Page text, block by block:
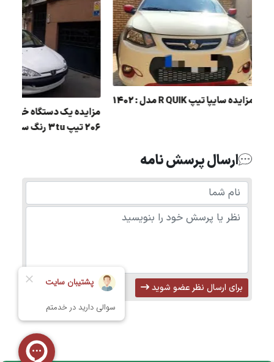
مزایده یک دستگاه
206 تیپ 3tu رنگ سفید
مزایده سايپا تيپ R QUIK مدل : 1402
ارسال پرسش نامه
برای ارسال نظر عضو شوید